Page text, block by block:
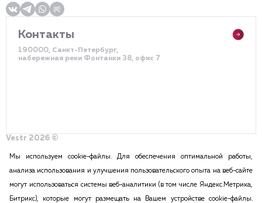
Контакты
190000, Санкт-Петербург,
набережная реки Фонтанки 38, офис 7
Vestr 2026 ©
Разработка сайта – DDQ
2015-2026 Vestr – КОММЕРЧЕСКАЯ НЕДВИЖИМОСТЬ В САНКТ
ПЕТЕРБУРГЕ И ЛЕНИНГРАДСКОЙ ОБЛАСТИ
Мы используем cookie-файлы. Для обеспечения оптимальной работы,
анализа использования и улучшения пользовательского опыта на веб-сайте
могут использоваться системы веб-аналитики (в том числе Яндекс.Метрика,
Битрикс), которые могут размещать на Вашем устройстве cookie-файлы.